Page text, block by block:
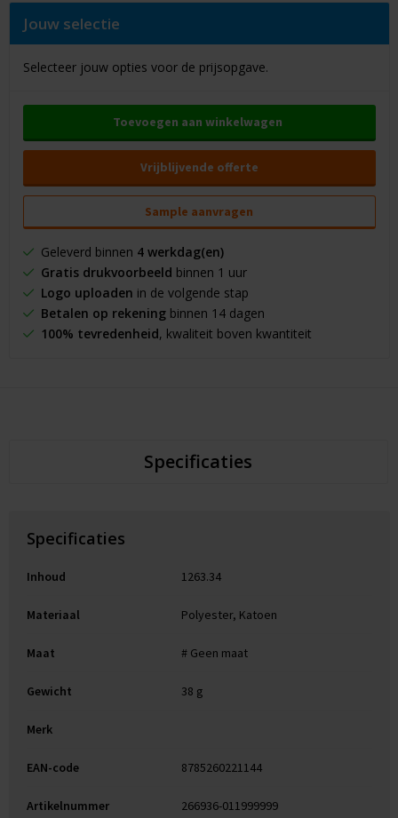
Jouw selectie
Selecteer jouw opties voor de prijsopgave.
Toevoegen aan winkelwagen
Vrijblijvende offerte
Sample aanvragen
Geleverd binnen 4 werkdag(en)
Gratis drukvoorbeeld binnen 1 uur
Logo uploaden in de volgende stap
Betalen op rekeningbinnen 14 dagen
100% tevredenheid, kwaliteit boven kwantiteit
Specificaties
Specificaties
Inhoud 1263.34
Materiaal Polyester, Katoen
Maat # Geen maat
Gewicht 38 g
Merk
EAN-code 8785260221144
Artikelnummer 266936-011999999